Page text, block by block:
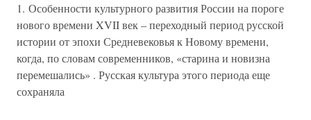
1. Особенности культурного развития России на пороге
нового времени XVII век – переходный период русской
истории от эпохи Средневековья к Новому времени,
когда, по словам современников, «старина и новизна
перемешались» . Русская культура этого периода еще
сохраняла